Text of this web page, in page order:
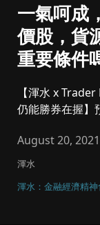
一氣呵成
價股，貨
重要條件
【渾水 x
August 20, 2021
渾水
渾水：金融經濟精